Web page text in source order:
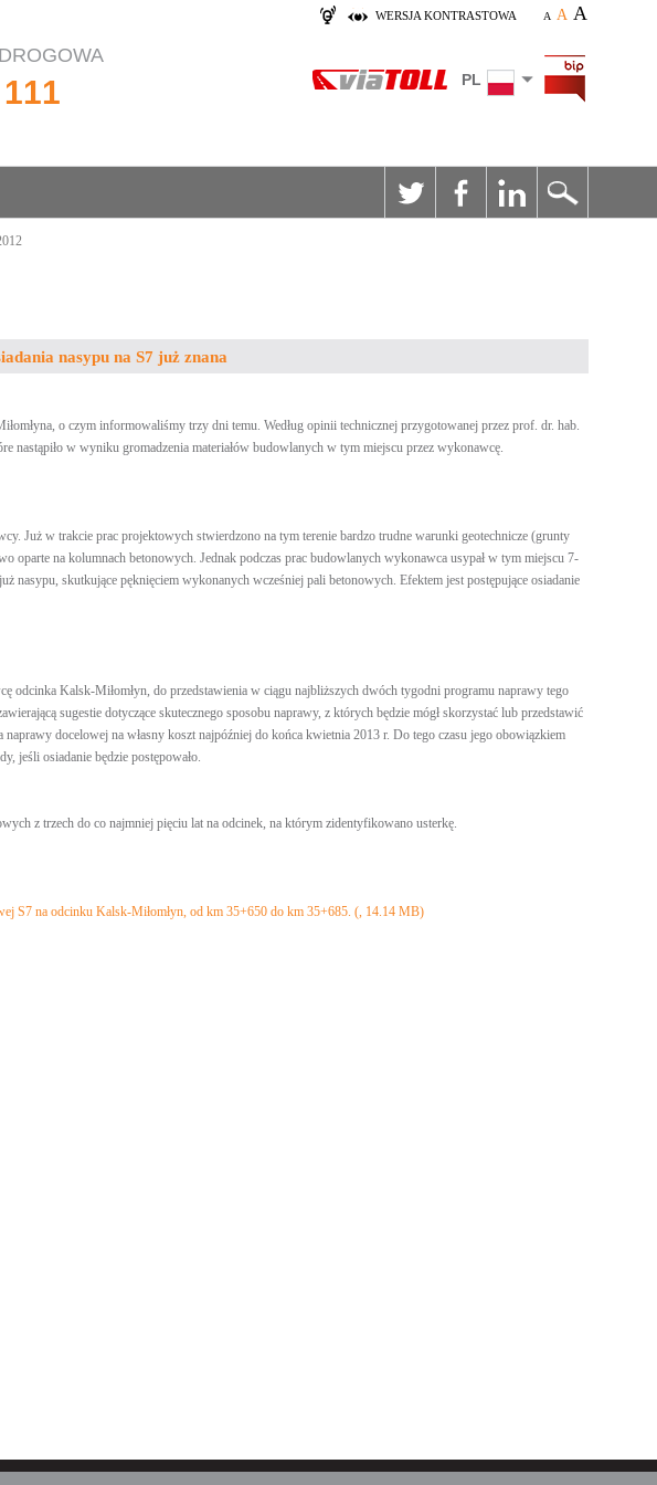
WERSJA KONTRASTOWA A A A
PL
nasypu na S7 już znana
o czym informowaliśmy trzy dni temu. Według opinii technicznej przygotowanej przez prof. dr. hab.
nastąpiło w wyniku gromadzenia materiałów budowlanych w tym miejscu przez wykonawcę.
Już w trakcie prac projektowych stwierdzono na tym terenie bardzo trudne warunki geotechnicze (grunty
oparte na kolumnach betonowych. Jednak podczas prac budowlanych wykonawca usypał w tym miejscu 7-
nasypu, skutkujące pęknięciem wykonanych wcześniej pali betonowych. Efektem jest postępujące osiadanie
Kalsk-Miłomłyn, do przedstawienia w ciągu najbliższych dwóch tygodni programu naprawy tego
sugestie dotyczące skutecznego sposobu naprawy, z których będzie mógł skorzystać lub przedstawić
docelowej na własny koszt najpóźniej do końca kwietnia 2013 r. Do tego czasu jego obowiązkiem
jeśli osiadanie będzie postępowało.
z trzech do co najmniej pięciu lat na odcinek, na którym zidentyfikowano usterkę.
S7 na odcinku Kalsk-Miłomłyn, od km 35+650 do km 35+685. (, 14.14 MB)